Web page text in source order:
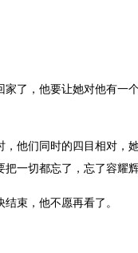
，他要让她对他有一
们同时的四目相对，
一切都忘了，忘了容耀
束，他不愿再看了。